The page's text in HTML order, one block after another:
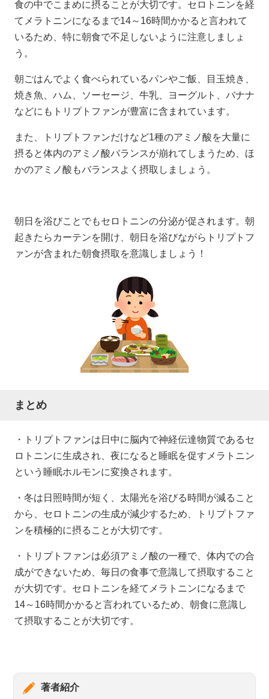
食の中でこまめに摂ることが大切です。セロトニンを経
てメラトニンになるまで14～16時間かかると言われて
いるため、特に朝食で不足しないように注意しましょ
う。
朝ごはんでよく食べられているパンやご飯、目玉焼き、
焼き魚、ハム、ソーセージ、牛乳、ヨーグルト、バナナ
などにもトリプトファンが豊富に含まれています。
また、トリプトファンだけなど1種のアミノ酸を大量に
摂ると体内のアミノ酸バランスが崩れてしまうため、ほ
かのアミノ酸もバランスよく摂取しましょう。
朝日を浴びことでもセロトニンの分泌が促されます。朝
起きたらカーテンを開け、朝日を浴びながらトリプトフ
ァンが含まれた朝食摂取を意識しましょう！
まとめ
・トリプトファンは日中に脳内で神経伝達物質であるセ
ロトニンに生成され、夜になると睡眠を促すメラトニン
という睡眠ホルモンに変換されます。
・冬は日照時間が短く、太陽光を浴びる時間が減ること
から、セロトニンの生成が減少するため、トリプトファ
ンを積極的に摂ることが大切です。
・トリプトファンは必須アミノ酸の一種で、体内での合
成ができないため、毎日の食事で意識して摂取すること
が大切です。セロトニンを経てメラトニンになるまで
14～16時間かかると言われているため、朝食に意識し
て摂取することが大切です。
著者紹介